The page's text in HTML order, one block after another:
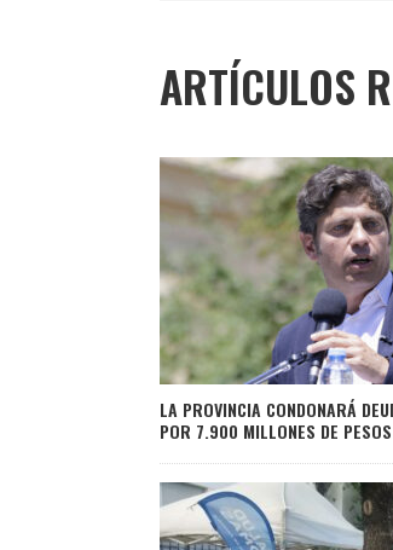
ARTÍCULOS
LA PROVINCIA CONDONARÁ
POR 7.900 MILLONES DE PESOS